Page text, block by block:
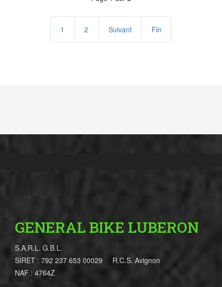
1 2 Suivant Fin
GENERAL BIKE LUBERON
S.A.R.L. G.B.L.
SIRET : 792 237 653 00029 R.C.S. Avignon
NAF : 4764Z